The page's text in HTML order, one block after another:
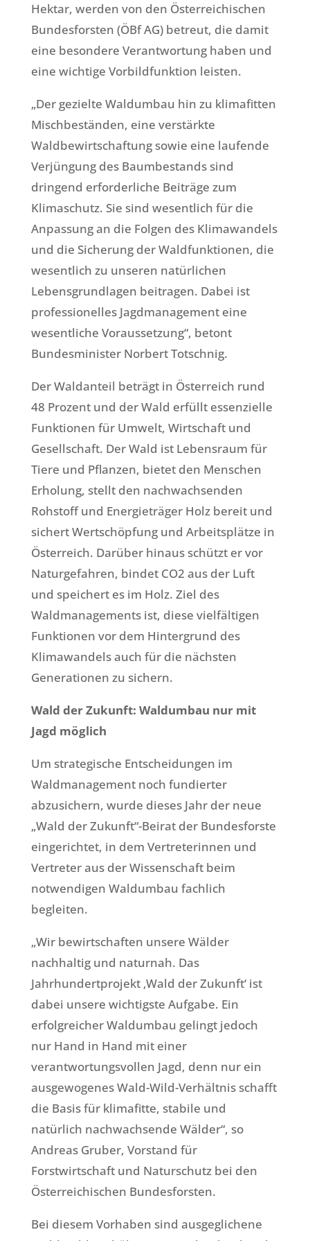
Hektar, werden von den Österreichischen
Bundesforsten (ÖBf AG) betreut, die damit
eine besondere Verantwortung haben und
eine wichtige Vorbildfunktion leisten.
„Der gezielte Waldumbau hin zu klimafitten
Mischbeständen, eine verstärkte
Waldbewirtschaftung sowie eine laufende
Verjüngung des Baumbestands sind
dringend erforderliche Beiträge zum
Klimaschutz. Sie sind wesentlich für die
Anpassung an die Folgen des Klimawandels
und die Sicherung der Waldfunktionen, die
wesentlich zu unseren natürlichen
Lebensgrundlagen beitragen. Dabei ist
professionelles Jagdmanagement eine
wesentliche Voraussetzung“, betont
Bundesminister Norbert Totschnig.
Der Waldanteil beträgt in Österreich rund
48 Prozent und der Wald erfüllt essenzielle
Funktionen für Umwelt, Wirtschaft und
Gesellschaft. Der Wald ist Lebensraum für
Tiere und Pflanzen, bietet den Menschen
Erholung, stellt den nachwachsenden
Rohstoff und Energieträger Holz bereit und
sichert Wertschöpfung und Arbeitsplätze in
Österreich. Darüber hinaus schützt er vor
Naturgefahren, bindet CO2 aus der Luft
und speichert es im Holz. Ziel des
Waldmanagements ist, diese vielfältigen
Funktionen vor dem Hintergrund des
Klimawandels auch für die nächsten
Generationen zu sichern.
Wald der Zukunft: Waldumbau nur mit
Jagd möglich
Um strategische Entscheidungen im
Waldmanagement noch fundierter
abzusichern, wurde dieses Jahr der neue
„Wald der Zukunft“-Beirat der Bundesforste
eingerichtet, in dem Vertreterinnen und
Vertreter aus der Wissenschaft beim
notwendigen Waldumbau fachlich
begleiten.
„Wir bewirtschaften unsere Wälder
nachhaltig und naturnah. Das
Jahrhundertprojekt ‚Wald der Zukunft‘ ist
dabei unsere wichtigste Aufgabe. Ein
erfolgreicher Waldumbau gelingt jedoch
nur Hand in Hand mit einer
verantwortungsvollen Jagd, denn nur ein
ausgewogenes Wald-Wild-Verhältnis schafft
die Basis für klimafitte, stabile und
natürlich nachwachsende Wälder“, so
Andreas Gruber, Vorstand für
Forstwirtschaft und Naturschutz bei den
Österreichischen Bundesforsten.
Bei diesem Vorhaben sind ausgeglichene